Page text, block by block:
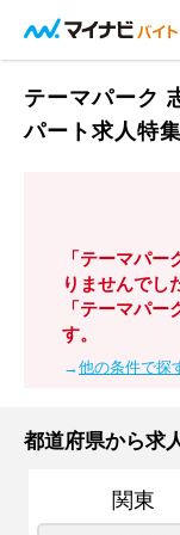
テーマパーク
パート求人特集
「テーマパ
りませんでし
「テーマパ
す。
→他の条件で探
都道府県から求
関東